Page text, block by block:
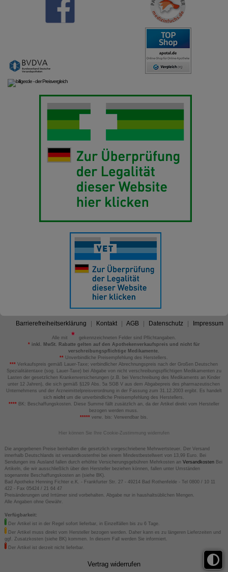
Barrierefreiheitserklärung Kontakt AGB Datenschutz Impressum
Alle mit
gekennzeichneten Felder sind Pflichtangaben.
*inkl. MwSt. Rabatte gelten auf den Apothekenverkaufspreis und nicht für
verschreibungspflichtige Medikamente.
** Unverbindliche Preisempfehlung des Herstellers.
*** Verkaufspreis gemäß Lauer-Taxe; verbindlicher Abrechnungspreis nach der Großen Deutschen
Spezialitätentaxe (sog. Lauer-Taxe) bei Abgabe von nicht verschreibungspflichtigen Medikamenten zu
Lasten der gesetzlichen Krankenversicherungen (z.B. bei Verschreibung des Medikaments an Kinder
unter 12 Jahren), die sich gemäß §129 Abs. 5a SGB V aus dem Abgabepreis des pharmazeutischen
Unternehmens und der Arzneimittelpreisverordnung in der Fassung zum 31.12.2003 ergibt. Es handelt
sich nicht um die unverbindliche Preisempfehlung des Herstellers.
****BK: Beschaffungskosten. Diese Summe fällt zusätzlich an, da der Artikel direkt vom Hersteller
bezogen werden muss.
*****verw. bis: Verwendbar bis.
Hier können Sie Ihre Cookie-Zustimmung widerrufen
Die angegebenen Preise beinhalten die gesetzlich vorgeschriebene Mehrwertsteuer. Der Versand
innerhalb Deutschlands ist versandkostenfrei bei einem Mindestbestellwert von 13,99 Euro. Bei
Sendungen ins Ausland fallen durch erhöhte Versicherungsgebühren Mehrkosten an VersandkostenBei
Artikeln, die wir ausschließlich über den Hersteller beziehen können, fallen unter Umständen
sogenannte Beschaffungskosten an (siehe BK).
Bad Apotheke Henning Fichter e.K. - Frankfurter Str. 27 - 49214 Bad Rothenfelde - Tel 0800 / 10 11
422 - Fax 05424 / 21 64 47
Preisänderungen und Irrtümer sind vorbehalten. Abgabe nur in haushaltsüblichen Mengen.
Alle Angaben ohne Gewähr.
Verfügbarkeit:
Der Artikel ist in der Regel sofort lieferbar, in Einzelfällen bis zu 6 Tage.
Der Artikel muss direkt vom Hersteller bezogen werden. Daher kann es zu längeren Lieferzeiten und
ggf. Zusatzkosten (siehe BK) kommen. In diesem Fall werden Sie informiert.
Der Artikel ist derzeit nicht lieferbar.
Vertrag widerrufen